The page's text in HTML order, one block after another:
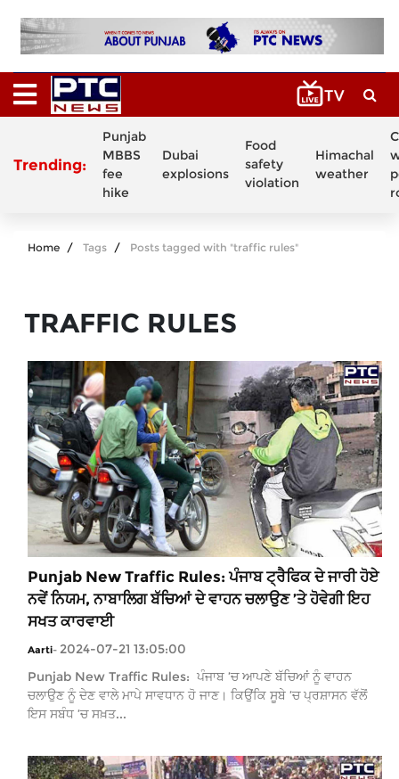
Trending:
Punjab
MBBS
fee
hike
Dubai
explosions
Food
safety
violation
Himachal
weather
Home Tags Posts tagged with "traffic rules"
TRAFFIC RULES
Punjab New Traffic Rules: ਪੰਜਾਬ ਟ੍ਰੈਫਿਕ ਦੇ ਜਾਰੀ ਹੋਏ
ਨਵੇਂ ਨਿਯਮ, ਨਾਬਾਲਿਗ ਬੱਚਿਆਂ ਦੇ ਵਾਹਨ ਚਲਾਉਣ ’ਤੇ ਹੋਵੇਗੀ ਇਹ
ਸਖਤ ਕਾਰਵਾਈ
Aarti- 2024-07-21 13:05:00
Punjab New Traffic Rules: ਪੰਜਾਬ ’ਚ ਆਪਣੇ ਬੱਚਿਆਂ ਨੂੰ ਵਾਹਨ
ਚਲਾਉਣ ਨੂੰ ਦੇਣ ਵਾਲੇ ਮਾਪੇ ਸਾਵਧਾਨ ਹੋ ਜਾਣ। ਕਿਉਂਕਿ ਸੂਬੇ ’ਚ ਪ੍ਰਸ਼ਾਸਨ ਵੱਲੋਂ
ਇਸ ਸਬੰਧ ’ਚ ਸਖ਼ਤ...